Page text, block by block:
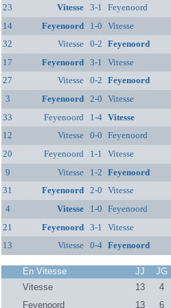
23 Vitesse 3-1 Feyenoord
14
Feyenoord 1-0 Vitesse
32
Vitesse 0-2 Feyenoord
17
Feyenoord 3-1 Vitesse
27
Vitesse 0-2 Feyenoord
3
Feyenoord 2-0 Vitesse
33
Feyenoord 1-4 Vitesse
12
Vitesse 0-0 Feyenoord
20
Feyenoord 1-1 Vitesse
9
Vitesse 1-2 Feyenoord
31
Feyenoord 2-0 Vitesse
4
Vitesse 1-0 Feyenoord
21
Feyenoord 3-1 Vitesse
13
Vitesse 0-4 Feyenoord
En Vitesse JJ JG
Vitesse
13 4
Feyenoord
13 6